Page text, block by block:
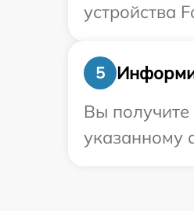
устройства
5
Вы
указанному